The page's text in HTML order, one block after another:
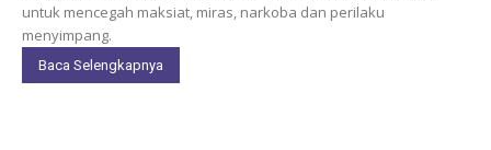
untuk mencegah maksiat, miras, narkoba dan perilaku
menyimpang.
Baca Selengkapnya